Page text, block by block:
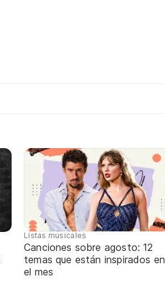
Listas musicales
Canciones sobre agosto: 12
temas que están inspirados en
el mes